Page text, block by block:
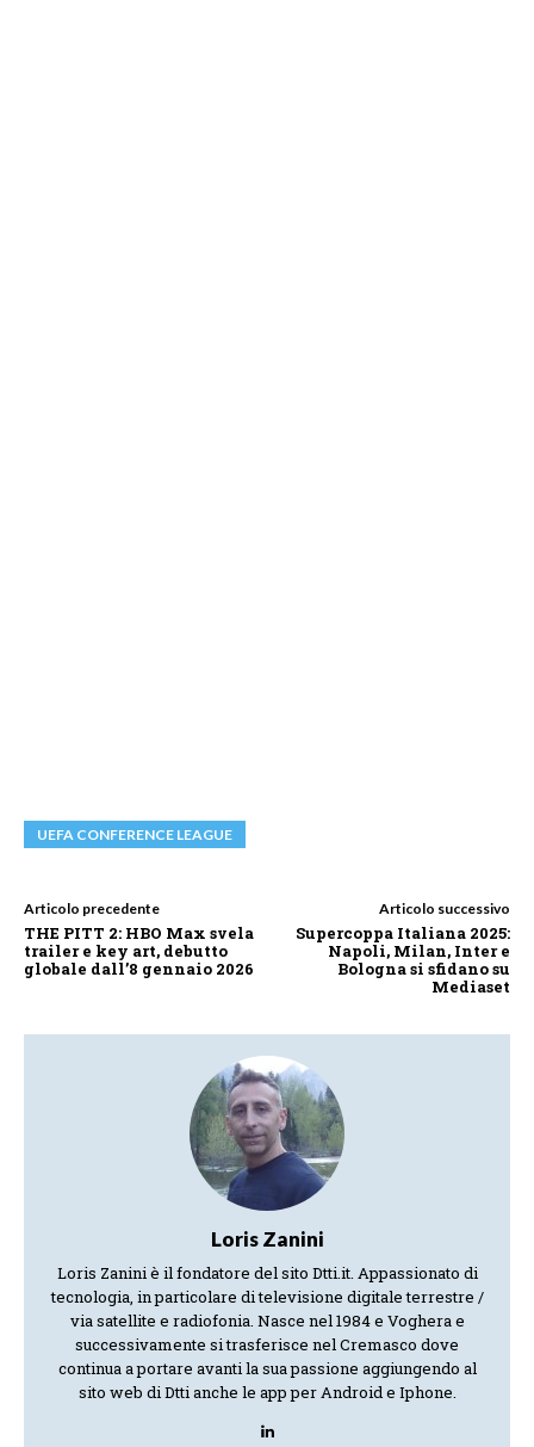
UEFA CONFERENCE LEAGUE
Articolo precedente
THE PITT 2: HBO Max svela
trailer e key art, debutto
globale dall’8 gennaio 2026
Articolo successivo
Supercoppa Italiana 2025:
Napoli, Milan, Inter e
Bologna si sfidano su
Mediaset
Loris Zanini
Loris Zanini è il fondatore del sito Dtti.it. Appassionato di
tecnologia, in particolare di televisione digitale terrestre /
via satellite e radiofonia. Nasce nel 1984 e Voghera e
successivamente si trasferisce nel Cremasco dove
continua a portare avanti la sua passione aggiungendo al
sito web di Dtti anche le app per Android e Iphone.